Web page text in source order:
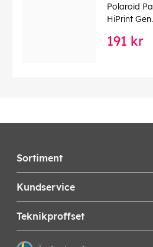
Polaroid
HiPrint
191 kr
Sortiment
Kundservice
Teknikproffset